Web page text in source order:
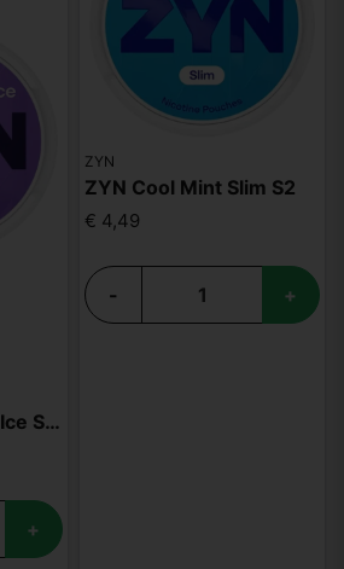
ZYN Blackcurrant Ice Slim S4
+
ZYN
ZYN Cool Mint Slim S2
€ 4,49
- +